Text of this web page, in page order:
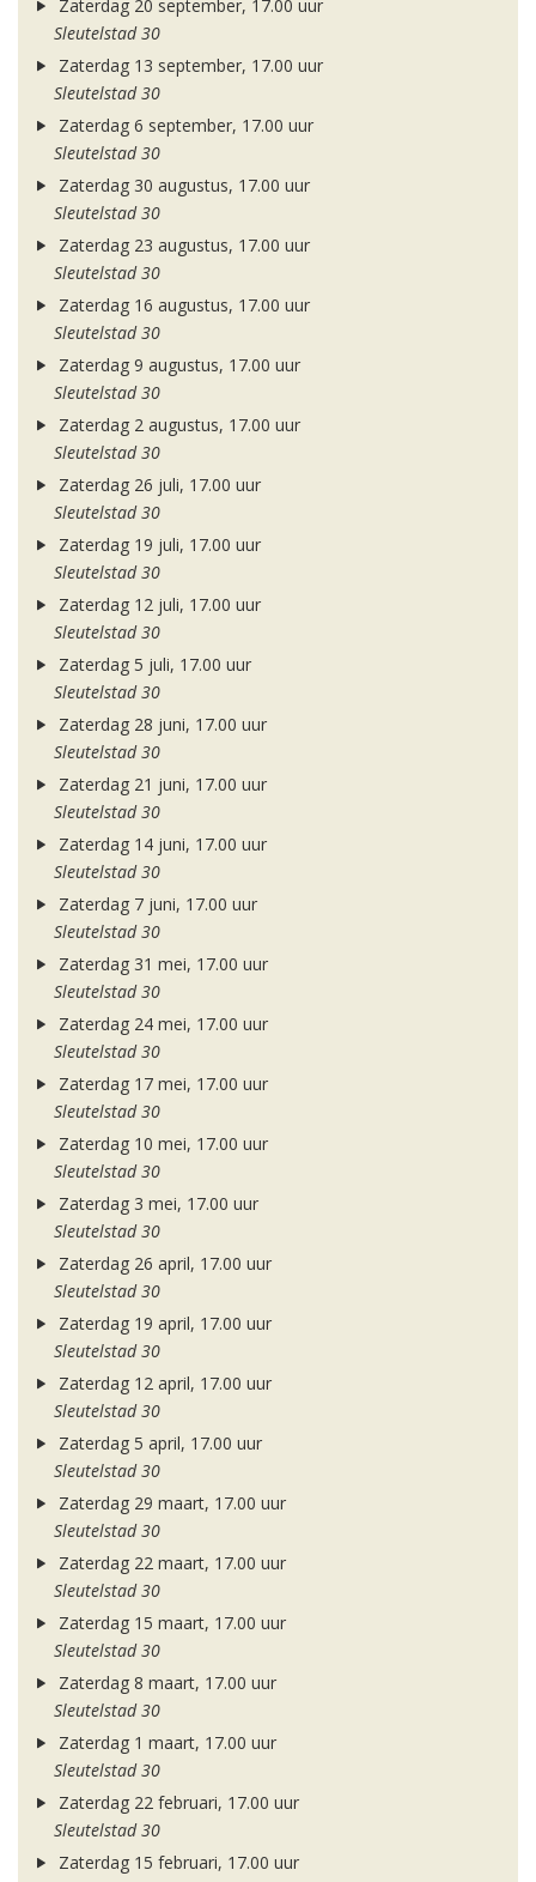
Zaterdag 20 september, 17.00 uur
Sleutelstad 30
Zaterdag 13 september, 17.00 uur
Sleutelstad 30
Zaterdag 6 september, 17.00 uur
Sleutelstad 30
Zaterdag 30 augustus, 17.00 uur
Sleutelstad 30
Zaterdag 23 augustus, 17.00 uur
Sleutelstad 30
Zaterdag 16 augustus, 17.00 uur
Sleutelstad 30
Zaterdag 9 augustus, 17.00 uur
Sleutelstad 30
Zaterdag 2 augustus, 17.00 uur
Sleutelstad 30
Zaterdag 26 juli, 17.00 uur
Sleutelstad 30
Zaterdag 19 juli, 17.00 uur
Sleutelstad 30
Zaterdag 12 juli, 17.00 uur
Sleutelstad 30
Zaterdag 5 juli, 17.00 uur
Sleutelstad 30
Zaterdag 28 juni, 17.00 uur
Sleutelstad 30
Zaterdag 21 juni, 17.00 uur
Sleutelstad 30
Zaterdag 14 juni, 17.00 uur
Sleutelstad 30
Zaterdag 7 juni, 17.00 uur
Sleutelstad 30
Zaterdag 31 mei, 17.00 uur
Sleutelstad 30
Zaterdag 24 mei, 17.00 uur
Sleutelstad 30
Zaterdag 17 mei, 17.00 uur
Sleutelstad 30
Zaterdag 10 mei, 17.00 uur
Sleutelstad 30
Zaterdag 3 mei, 17.00 uur
Sleutelstad 30
Zaterdag 26 april, 17.00 uur
Sleutelstad 30
Zaterdag 19 april, 17.00 uur
Sleutelstad 30
Zaterdag 12 april, 17.00 uur
Sleutelstad 30
Zaterdag 5 april, 17.00 uur
Sleutelstad 30
Zaterdag 29 maart, 17.00 uur
Sleutelstad 30
Zaterdag 22 maart, 17.00 uur
Sleutelstad 30
Zaterdag 15 maart, 17.00 uur
Sleutelstad 30
Zaterdag 8 maart, 17.00 uur
Sleutelstad 30
Zaterdag 1 maart, 17.00 uur
Sleutelstad 30
Zaterdag 22 februari, 17.00 uur
Sleutelstad 30
Zaterdag 15 februari, 17.00 uur